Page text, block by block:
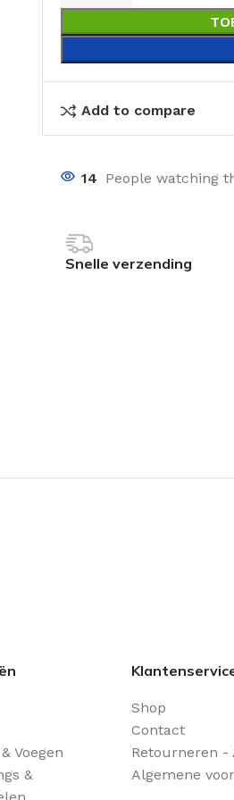
Add to compare
14 People watching
Snelle verzending
Voegen
&
Shop
Contact
Retourneren -
Algemene